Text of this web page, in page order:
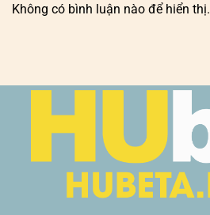
Không có bình luận nào để hiển thị.